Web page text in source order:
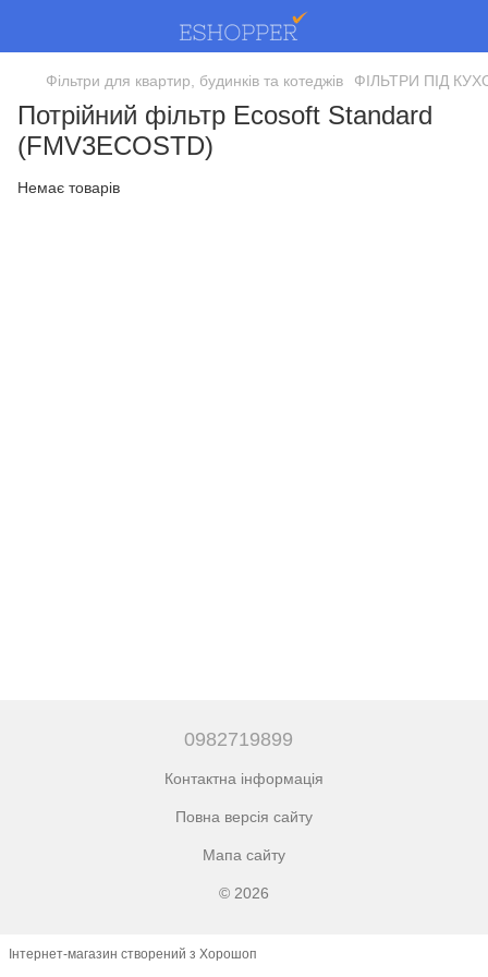
Фільтри для квартир, будинків та котеджів ФІЛЬТРИ ПІД
Потрійний фільтр Ecosoft Standard
(FMV3ECOSTD)
Немає товарів
0982719899
Контактна інформація
Повна версія сайту
Мапа сайту
© 2026
Інтернет-магазин створений з Хорошоп